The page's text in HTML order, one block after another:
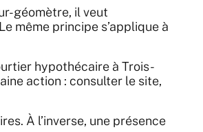
géomètre, il veut
même principe s’applique à
hypothécaire à Trois-
action : consulter le site,
À l’inverse, une présence